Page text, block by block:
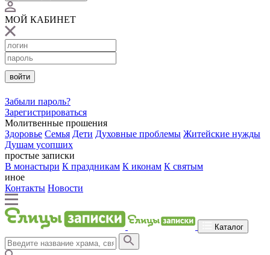
МОЙ КАБИНЕТ
войти
Забыли пароль?
Зарегистрироваться
Молитвенные прошения
Здоровье Семья Дети Духовные проблемы Житейские нужды
Душам усопших
простые записки
В монастыри К праздникам К иконам К святым
иное
Контакты Новости
Каталог